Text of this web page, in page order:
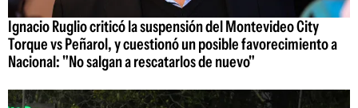
Ignacio Ruglio criticó la suspensión del Montevideo City
Torque vs Peñarol, y cuestionó un posible favorecimiento a
Nacional: "No salgan a rescatarlos de nuevo"